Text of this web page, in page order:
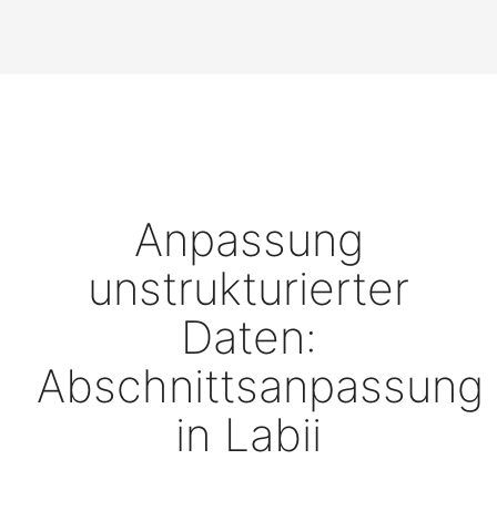
Anpassung
unstrukturierter
Daten:
Abschnittsanpassung
in Labii